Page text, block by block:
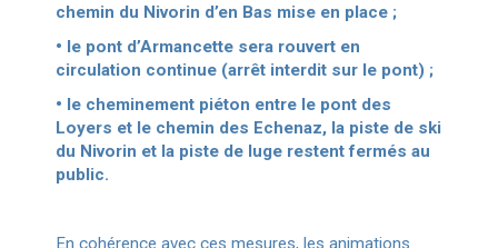
chemin du Nivorin d’en Bas mise en place ;
• le pont d’Armancette sera rouvert en
circulation continue (arrêt interdit sur le pont) ;
• le cheminement piéton entre le pont des
Loyers et le chemin des Echenaz, la piste de ski
du Nivorin et la piste de luge restent fermés au
public.
En cohérence avec ces mesures, les animations